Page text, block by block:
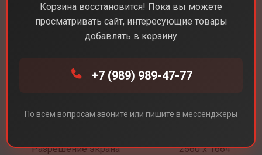
Ноутбуки MacBook Air 13 M2
Разрешение экрана
2560 x 1664
Корзина восстановится! Пока вы можете
просматривать сайт, интересующие товары
добавлять в корзину
+7 (989) 989-47-77
По всем вопросам звоните или пишите в мессенджеры